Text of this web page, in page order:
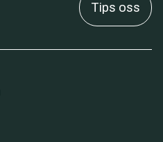
Tips oss